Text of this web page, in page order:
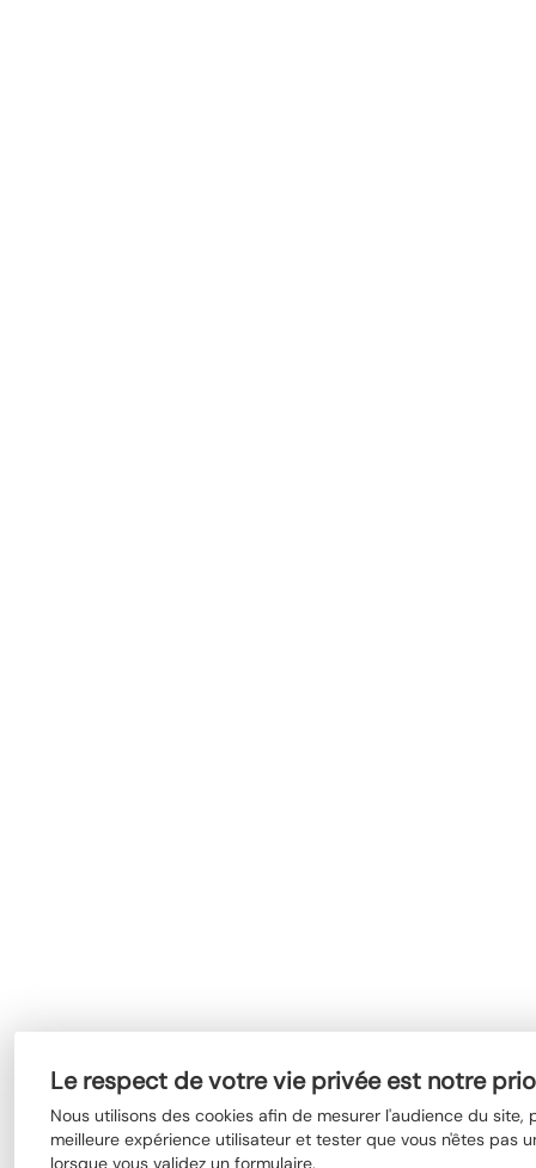
Le respect de votre vie privée est notre
Nous utilisons des cookies afin de mesurer l'audience du site,
meilleure expérience utilisateur et tester que vous n'êtes pas
lorsque vous validez un formulaire.